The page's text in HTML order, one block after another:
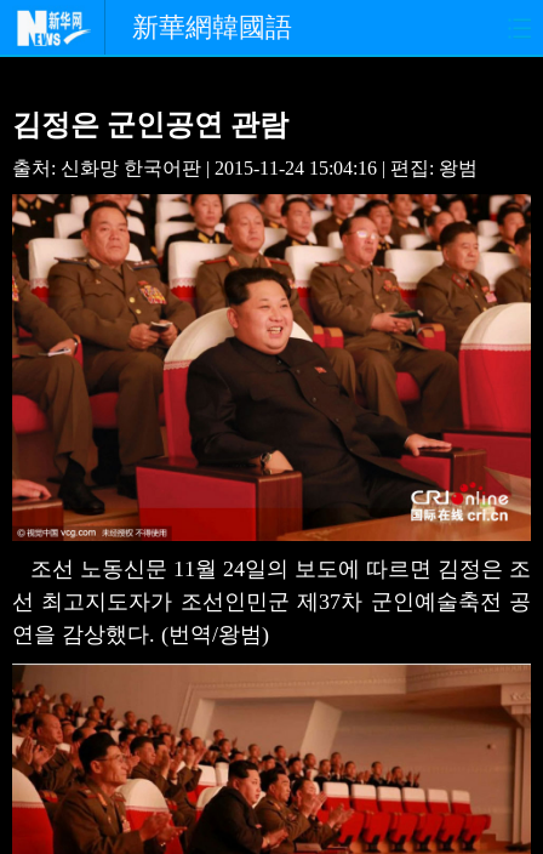
新華網韓國語
중한교류 핫 TV 문화
연예 관광 오피니언
생생 중국어
김정은 군인공연 관람
출처: 신화망 한국어판 | 2015-11-24 15:04:16 | 편집: 왕범
조선 노동신문 11월 24일의 보도에 따르면 김정은 조
선 최고지도자가 조선인민군 제37차 군인예술축전 공
연을 감상했다. (번역/왕범)